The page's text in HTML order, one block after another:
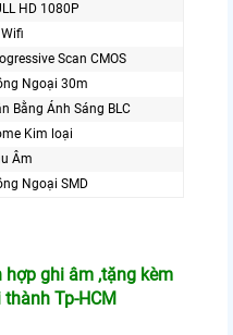
HD 1080P
Wifi
Scan CMOS
Ngoại 30m
Bằng Ánh Sáng BLC
Kim loại
Âm
Ngoại SMD
ghi âm ,tặng kèm
Tp-HCM